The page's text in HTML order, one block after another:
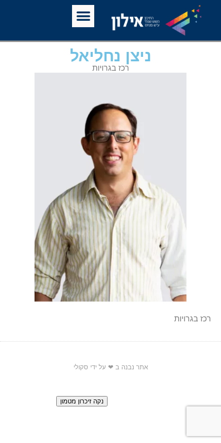
ניצן נחליאל
רכז בגרויות
רכז בגרויות
אתר נבנה ב ❤ על ידי סקולי
נקה זיכרון מטמון